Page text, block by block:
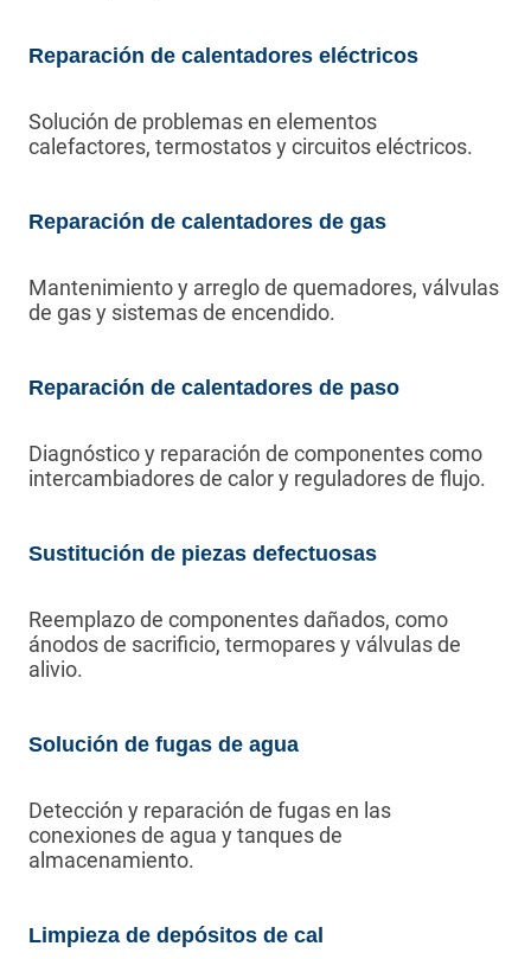
Reparación de calentadores eléctricos
Solución de problemas en elementos
calefactores, termostatos y circuitos eléctricos.
Reparación de calentadores de gas
Mantenimiento y arreglo de quemadores, válvulas
de gas y sistemas de encendido.
Reparación de calentadores de paso
Diagnóstico y reparación de componentes como
intercambiadores de calor y reguladores de flujo.
Sustitución de piezas defectuosas
Reemplazo de componentes dañados, como
ánodos de sacrificio, termopares y válvulas de
alivio.
Solución de fugas de agua
Detección y reparación de fugas en las
conexiones de agua y tanques de
almacenamiento.
Limpieza de depósitos de cal